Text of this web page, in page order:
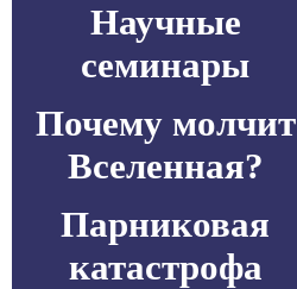
Научные
семинары
Почему молчит
Вселенная?
Парниковая
катастрофа